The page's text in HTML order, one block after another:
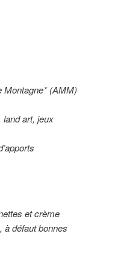
Montagne* (AMM)
land art, jeux
et crème
défaut bonnes